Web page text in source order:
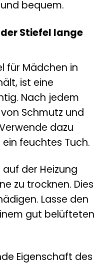
bequem.
Stiefel lange
für Mädchen in
ist eine
Nach jedem
Schmutz und
dazu
feuchtes Tuch.
der Heizung
zu trocknen. Dies
Lasse den
gut belüfteten
Eigenschaft des